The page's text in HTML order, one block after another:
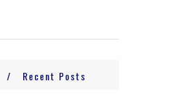
Recent Posts